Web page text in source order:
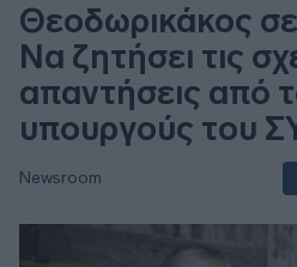
Θεοδωρικάκος
Να ζητήσει τις
απαντήσεις από
υπουργούς του
Newsroom